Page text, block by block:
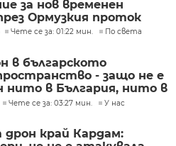
за нов временен
Ормузкия проток
Чете се за: 01:22 мин. По света
в българското
- защо не е
нито в България, нито в
Чете се за: 03:27 мин. У нас
край Кардам: